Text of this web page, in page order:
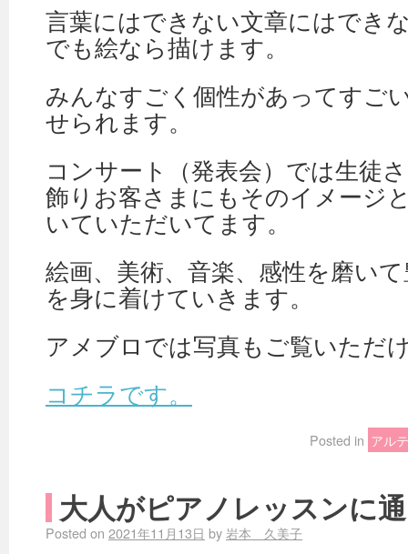
言葉にはできない文章にはでき
でも絵なら描けます。
みんなすごく個性があってすご
せられます。
コンサート（発表会）では生徒
飾りお客さまにもそのイメージ
いていただいてます。
絵画、美術、音楽、感性を磨い
を身に着けていきます。
アメブロでは写真もご覧いただ
コチラです。
Posted in アル
大人がピアノレッスンに
Posted on 2021年11月13日 by岩本 久美子